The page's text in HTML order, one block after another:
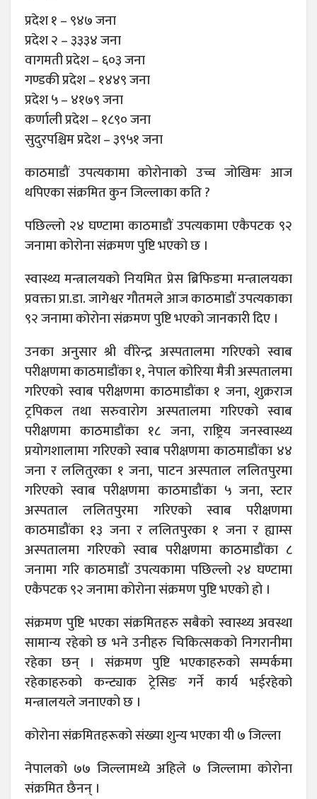
प्रदेश १ – ९४७ जना
प्रदेश २ – ३३३४ जना
वागमती प्रदेश – ६०३ जना
गण्डकी प्रदेश – १४४९ जना
प्रदेश ५ – ४१७९ जना
कर्णाली प्रदेश – १८९० जना
सुदुरपश्चिम प्रदेश – ३९५१ जना
काठमाडौं उपत्यकामा कोरोनाको उच्च जोखिमः आज
थपिएका संक्रमित कुन जिल्लाका कति ?
पछिल्लो २४ घण्टामा काठमाडौं उपत्यकामा एकैपटक ९२
जनामा कोरोना संक्रमण पुष्टि भएको छ ।
स्वास्थ्य मन्त्रालयको नियमित प्रेस ब्रिफिङमा मन्त्रालयका
प्रवक्ता प्रा.डा. जागेश्वर गौतमले आज काठमाडौं उपत्यकाका
९२ जनामा कोरोना संक्रमण पुष्टि भएको जानकारी दिए ।
उनका अनुसार श्री वीरेन्द्र अस्पतालमा गरिएको स्वाब
परीक्षणमा काठमाडौंका १, नेपाल कोरिया मैत्री अस्पतालमा
गरिएको स्वाब परीक्षणमा काठमाडौंका १ जना, शुक्रराज
ट्रपिकल तथा सरुवारोग अस्पतालमा गरिएको स्वाब
परीक्षणमा काठमाडौंका १८ जना, राष्ट्रिय जनस्वास्थ्य
प्रयोगशालामा गरिएको स्वाब परीक्षणमा काठमाडौंका ४४
जना र ललितुरका १ जना, पाटन अस्पताल ललितपुरमा
गरिएको स्वाब परीक्षणमा काठमाडौंका ५ जना, स्टार
अस्पताल ललितपुरमा गरिएको स्वाब परीक्षणमा
काठमाडौंका १३ जना र ललितपुरका १ जना र ह्याम्स
अस्पतालमा गरिएको स्वाब परीक्षणमा काठमाडौंका ८
जनामा गरि काठमाडौं उपत्यकामा पछिल्लो २४ घण्टामा
एकैपटक ९२ जनामा कोरोना संक्रमण पुष्टि भएको हो ।
संक्रमण पुष्टि भएका संक्रमितहरु सबैको स्वास्थ्य अवस्था
सामान्य रहेको छ भने उनीहरु चिकित्सकको निगरानीमा
रहेका छन् । संक्रमण पुष्टि भएकाहरुको सम्पर्कमा
रहेकाहरुको कन्ट्याक ट्रेसिङ गर्ने कार्य भईरहेको
मन्त्रालयले जनाएको छ ।
कोरोना संक्रमितहरूको संख्या शुन्य भएका यी ७ जिल्ला
नेपालको ७७ जिल्लामध्ये अहिले ७ जिल्लामा कोरोना
संक्रमित छैनन् ।